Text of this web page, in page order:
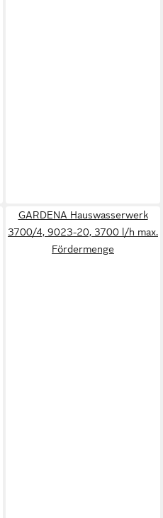
GARDENA Hauswasserwerk
3700/4, 9023-20, 3700 l/h max.
Fördermenge